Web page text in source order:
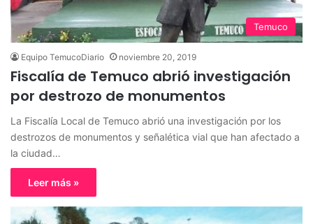
Temuco
Equipo TemucoDiario noviembre 20, 2019
Fiscalía de Temuco abrió investigación
por destrozo de monumentos
La Fiscalía Local de Temuco abrió una investigación por los
destrozos de monumentos y señalética vial que han afectado a
la ciudad…
Leer más »